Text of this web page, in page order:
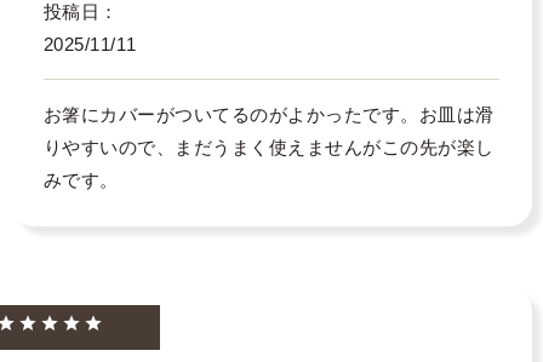
投稿日
2025/11/11
お箸にカバーがついてるのがよかったです。お皿は滑
りやすいので、まだうまく使えませんがこの先が楽し
みです。